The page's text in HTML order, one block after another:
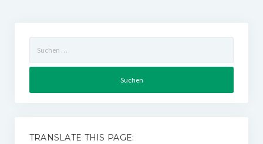
nach:
TRANSLATE THIS PAGE: